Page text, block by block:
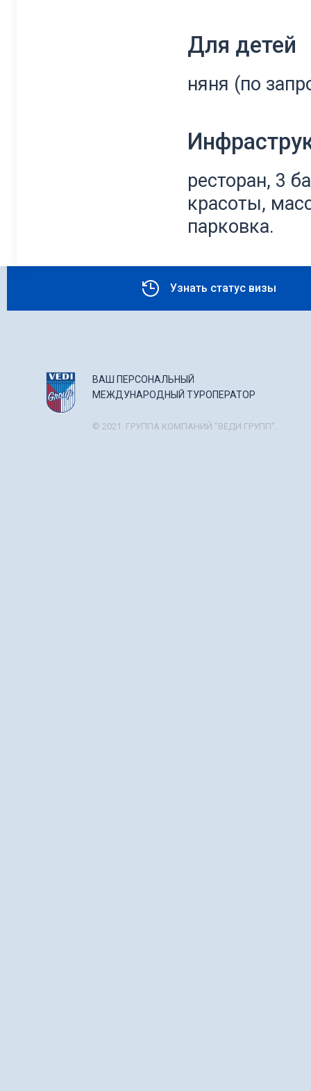
Для детей
няня (по
ресторан, 3
красоты,
парковка.
Узнать статус визы
ВАШ ПЕРСОНАЛЬНЫЙ
МЕЖДУНАРОДНЫЙ ТУРОПЕРАТОР
© 2021. ГРУППА КОМПАНИЙ "ВЕДИ ГРУПП".